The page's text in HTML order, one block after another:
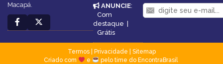
Macapá.
ANUNCIE:
Com
destaque |
Grátis
Termos| Privacidade
Sitemap
Criado com
e pelo time do EncontraBrasil